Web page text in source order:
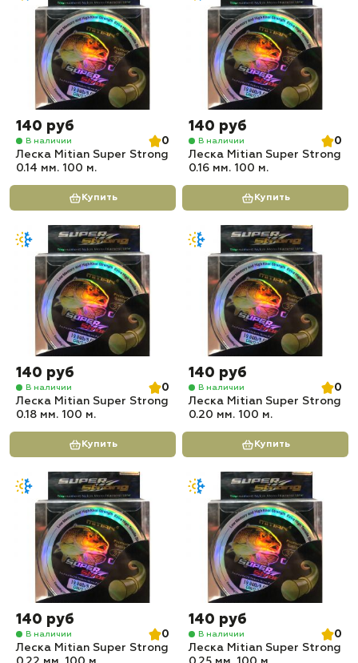
140 руб
В наличии
0
Леска Mitian Super Strong
0.14 мм. 100 м.
Купить
140 руб
В наличии
0
Леска Mitian Super Strong
0.16 мм. 100 м.
Купить
140 руб
В наличии
0
Леска Mitian Super Strong
0.18 мм. 100 м.
Купить
140 руб
В наличии
0
Леска Mitian Super Strong
0.20 мм. 100 м.
Купить
140 руб
В наличии
0
Леска Mitian Super Strong
140 руб
В наличии
0
Леска Mitian Super Strong